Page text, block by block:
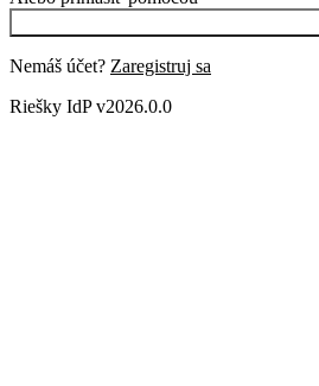
Nemáš účet? Zaregistruj sa
Riešky IdP v2026.0.0